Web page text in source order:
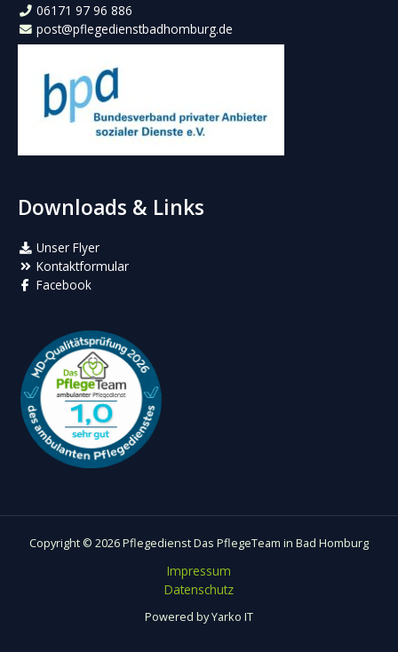
06171 97 96 886
post@pflegedienstbadhomburg.de
Downloads & Links
Unser Flyer
Kontaktformular
Facebook
Copyright © 2026 Pflegedienst Das PflegeTeam in Bad Homburg
Impressum
Datenschutz
Powered byYarko IT